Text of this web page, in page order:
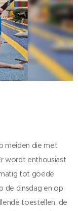
meiden die met
wordt enthousiast
tot goede
de dinsdag en op
toestellen, de